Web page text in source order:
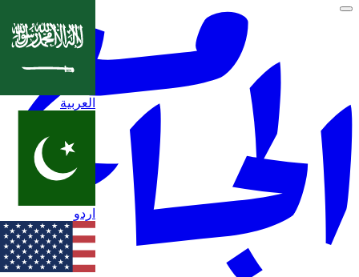
العربية
اردو